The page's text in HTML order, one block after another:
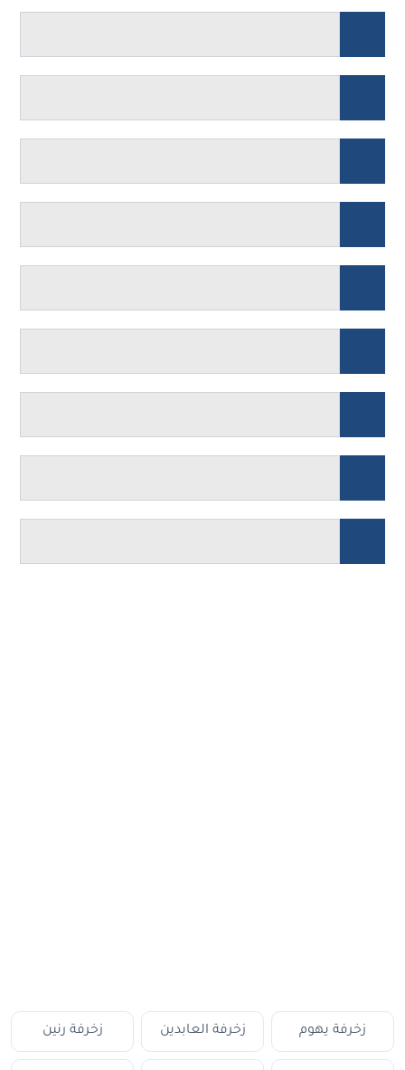
زخرفة يهوم زخرفة العابدين زخرفة رنين